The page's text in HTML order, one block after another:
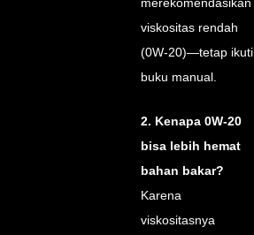
viskositas rendah
(0W-20)—tetap ikuti
buku manual.
2. Kenapa 0W-20
bisa lebih hemat
bahan bakar?
Karena
viskositasnya